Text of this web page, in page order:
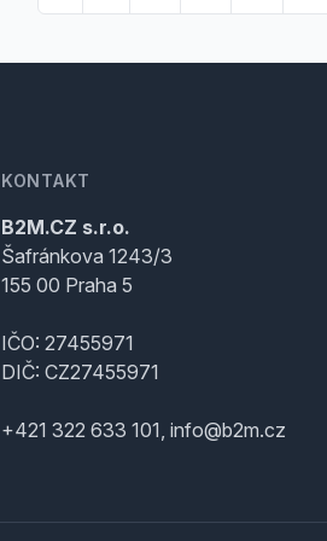
KONTAKT
B2M.CZ s.r.o.
Šafránkova 1243/3
155 00 Praha 5
IČO: 27455971
DIČ: CZ27455971
+421 322 633 101, info@b2m.cz